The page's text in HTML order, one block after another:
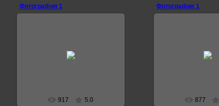
Фотография 1
917 5.0
Фотография 1
877